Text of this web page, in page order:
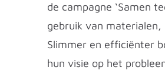
de campagne ‘Samen
gebruik van materialen,
Slimmer en efficiënter
hun visie op het